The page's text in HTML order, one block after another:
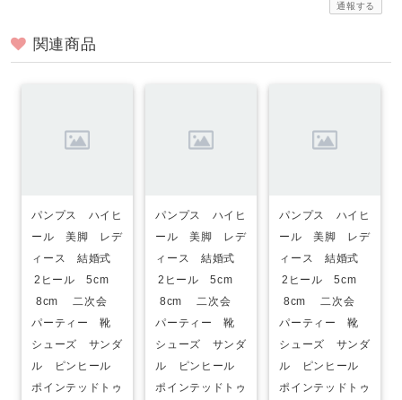
通報する
関連商品
パンプス ハイヒ
ール 美脚 レデ
ィース 結婚式
2ヒール 5cm
8cm 二次会
パーティー 靴
シューズ サンダ
ル ピンヒール
ポインテッドトゥ
パンプス ハイヒ
ール 美脚 レデ
ィース 結婚式
2ヒール 5cm
8cm 二次会
パーティー 靴
シューズ サンダ
ル ピンヒール
ポインテッドトゥ
パンプス ハイヒ
ール 美脚 レデ
ィース 結婚式
2ヒール 5cm
8cm 二次会
パーティー 靴
シューズ サンダ
ル ピンヒール
ポインテッドトゥ